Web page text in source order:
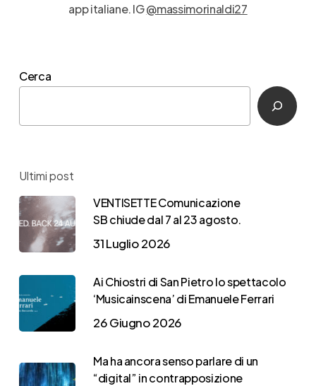
app italiane. IG@massimorinaldi27
Cerca
Ultimi post
VENTISETTE Comunicazione
SB chiude dal 7 al 23 agosto.
31 Luglio 2026
Ai Chiostri di San Pietro lo spettacolo
‘Musicainscena’ di Emanuele Ferrari
26 Giugno 2026
Ma ha ancora senso parlare di un
“digital” in contrapposizione